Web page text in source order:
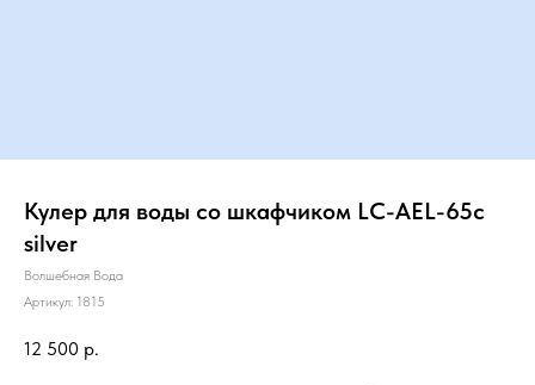
Кулер для воды со шкафчиком LC-AEL-65c
silver
Волшебная Вода
Артикул: 1815
12 500 р.